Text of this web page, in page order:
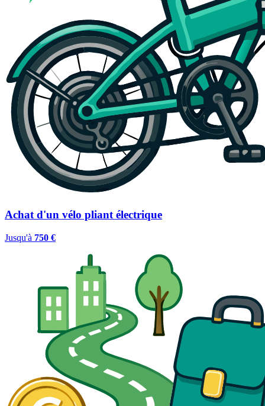
Achat d'un vélo pliant électrique
Jusqu'à 750 €